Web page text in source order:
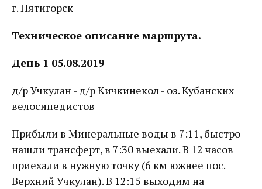
г. Пятигорск
Техническое описание маршрута.
День 1 05.08.2019
д/р Учкулан - д/р Кичкинекол - оз. Кубанских
велосипедистов
Прибыли в Минеральные воды в 7:11, быстро
нашли трансферт, в 7:30 выехали. В 12 часов
приехали в нужную точку (6 км южнее пос.
Верхний Учкулан). В 12:15 выходим на